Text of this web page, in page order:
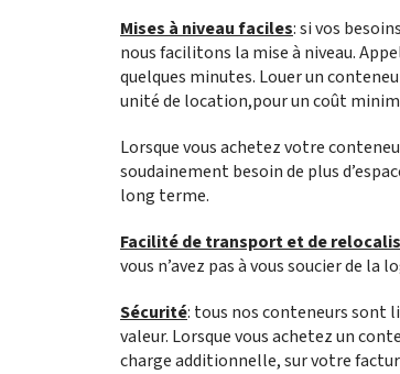
Mises à niveau faciles: si vos
nous facilitons la mise à niveau.
quelques minutes. Louer un
unité de location,pour un coût
Lorsque vous achetez votre
soudainement besoin de plus
long terme.
Facilité de transport et de
vous n’avez pas à vous soucier de la
Sécurité: tous nos conteneurs sont
valeur. Lorsque vous achetez un
charge additionnelle, sur votre